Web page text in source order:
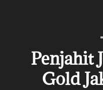
Penjahit
Gold